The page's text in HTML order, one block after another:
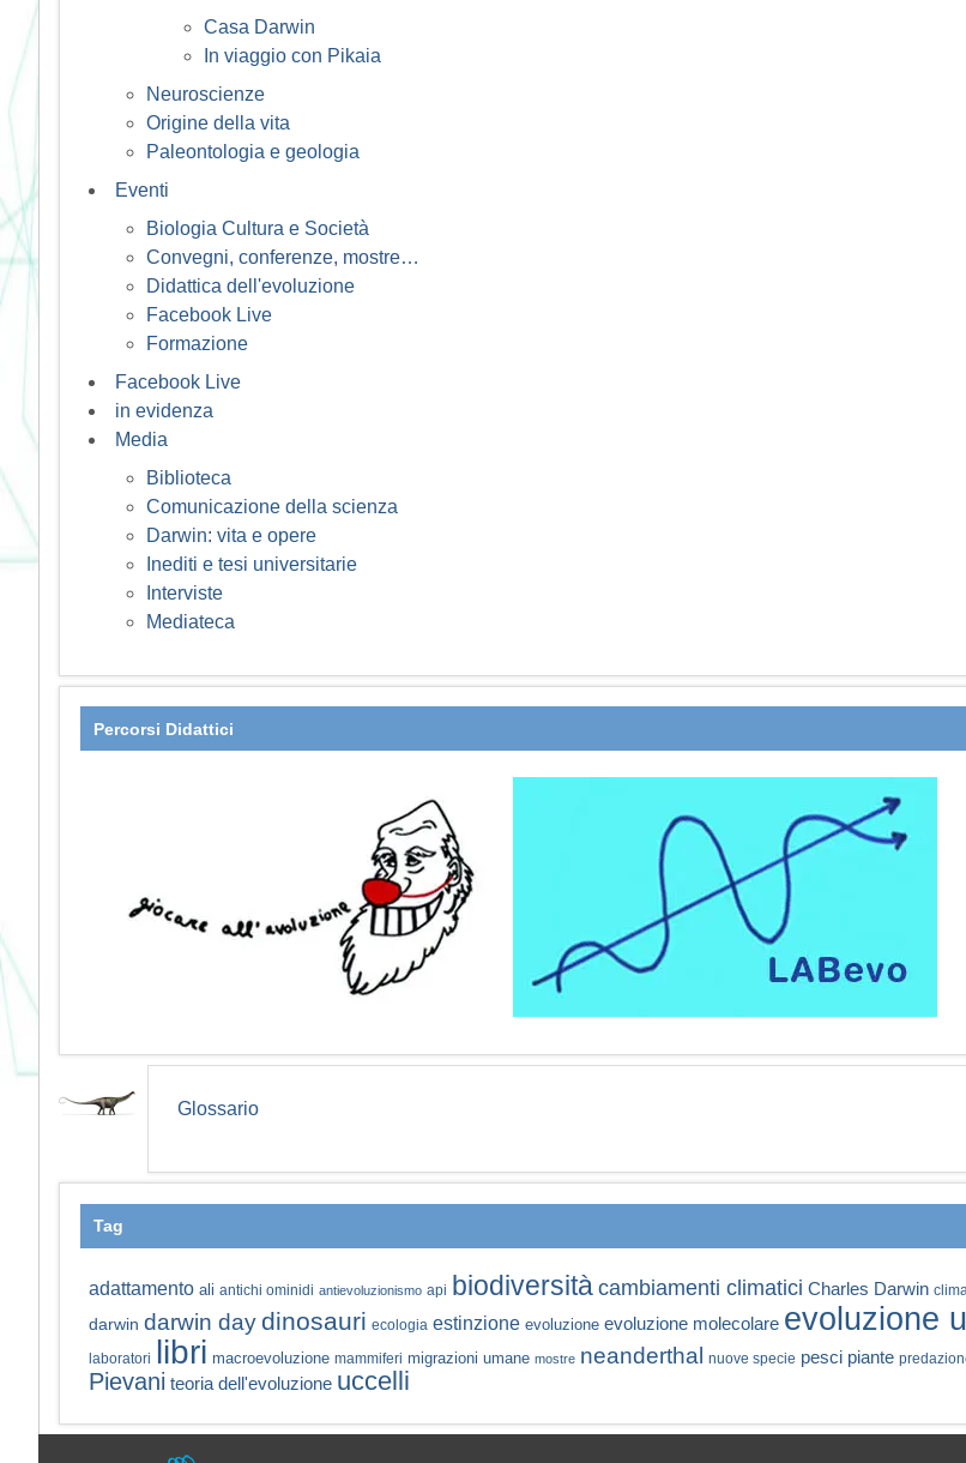
Casa Darwin
In viaggio con Pikaia
Neuroscienze
Origine della vita
Paleontologia e geologia
Eventi
Biologia Cultura e Società
Convegni, conferenze, mostre…
Didattica dell'evoluzione
Facebook Live
Formazione
Facebook Live
in evidenza
Media
Biblioteca
Comunicazione della scienza
Darwin: vita e opere
Inediti e tesi universitarie
Interviste
Mediateca
Percorsi Didattici
Glossario
Tag
adattamento ali antichi ominidi antievoluzionismo api biodiversitàcambiamenti climatici Charles Darwin
darwin darwin daydinosauri ecologia estinzione evoluzione evoluzione molecolare evoluzione
laboratori libri macroevoluzione mammiferi migrazioni umane mostre neanderthal nuove specie pesci piante
Pievani teoria dell'evoluzione uccelli